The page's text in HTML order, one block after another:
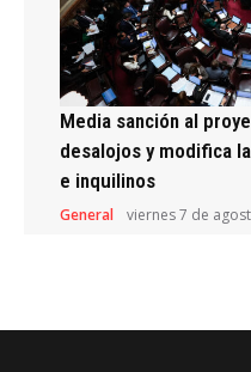
Media sanción al
desalojos y modifica
e inquilinos
General viernes 7 de